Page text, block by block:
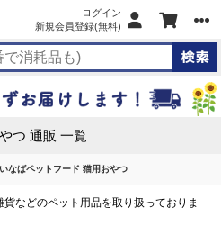
ログイン
新規会員登録(無料)
つ 通販 一覧
いなばペットフード 猫用おやつ
貨などのペット用品を取り扱っておりま